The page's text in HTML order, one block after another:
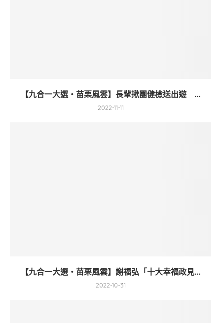
【九合一大選・苗栗風雲】長輩揪團健檢送出遊 ...
2022-11-11
【九合一大選・苗栗風雲】謝福弘「十大幸福政見...
2022-10-31